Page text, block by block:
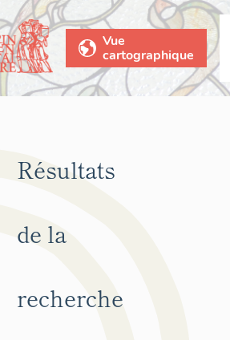
Vue
cartographique
Résultats
de la
recherche